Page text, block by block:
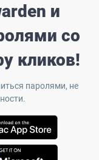
и
со
кликов!
паролями, не